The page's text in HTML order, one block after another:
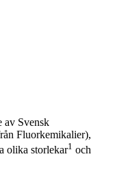
av Svensk
Fluorkemikalier),
olika storlekar1 och